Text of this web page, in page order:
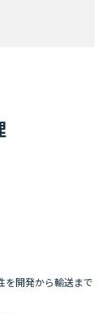
を開発から輸送まで